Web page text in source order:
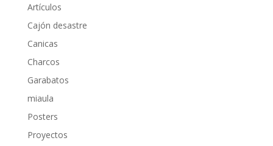
Artículos
Cajón desastre
Canicas
Charcos
Garabatos
miaula
Posters
Proyectos